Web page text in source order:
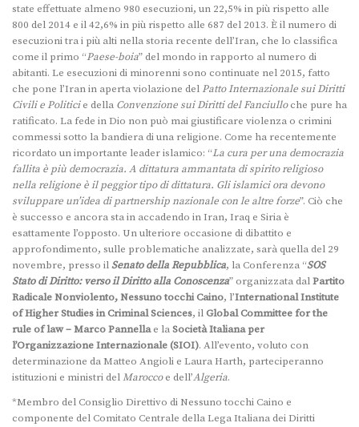
state effettuate almeno 980 esecuzioni, un 22,5% in più rispetto alle
800 del 2014 e il 42,6% in più rispetto alle 687 del 2013. È il numero di
esecuzioni tra i più alti nella storia recente dell’Iran, che lo classifica
come il primo “Paese-boia” del mondo in rapporto al numero di
abitanti. Le esecuzioni di minorenni sono continuate nel 2015, fatto
che pone l’Iran in aperta violazione delPatto Internazionale sui Diritti
Civili e Politicie della Convenzione sui Diritti del Fanciulloche pure ha
ratificato. La fede in Dio non può mai giustificare violenza o crimini
commessi sotto la bandiera di una religione. Come ha recentemente
ricordato un importante leader islamico: “La cura per una democrazia
fallita è più democrazia. A dittatura ammantata di spirito religioso
nella religione è il peggior tipo di dittatura. Gli islamici ora devono
sviluppare un’idea di partnership nazionale con le altre forze”. Ciò che
è successo e ancora sta in accadendo in Iran, Iraq e Siria è
esattamente l’opposto. Un ulteriore occasione di dibattito e
approfondimento, sulle problematiche analizzate, sarà quella del 29
novembre, presso il Senato della Repubblica, la Conferenza “SOS
Stato di Diritto: verso il Diritto alla Conoscenza” organizzata dalPartito
Radicale Nonviolento, Nessuno tocchi Caino, l’International Institute
of Higher Studies in Criminal Sciences, il Global Committee for the
rule of law – Marco Pannellae laSocietà Italiana per
l’Organizzazione Internazionale (SIOI). All’evento, voluto con
determinazione da Matteo Angioli e Laura Harth, parteciperanno
istituzioni e ministri delMaroccoe dell’Algeria.
*Membro del Consiglio Direttivo di Nessuno tocchi Caino e
componente del Comitato Centrale della Lega Italiana dei Diritti